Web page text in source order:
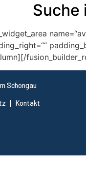
Suche
Schongau
Kontakt